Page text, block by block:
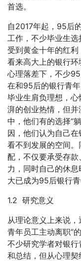
首选。
自2017年起，95后
工作，不少毕业生
受到黄金十年的红利
看来高大上的银行
心理落差下，不少
在和95后的银行青
毕业生肩负理想，
湃的创业热情，但
中，他们有的选择“
因，他们认为自己在
看不到发展的空间
配，不仅要承受存
力，同时自己的休
大已成为95后银行
1.2 研究意义
从理论意义上来说
青年员工主动离职”
不少研究学者对银
和总结，但从心理